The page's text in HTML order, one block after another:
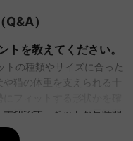
）
トを教えてください。
トの種類やサイズに合った
猫の体重を支えられる十
切です。ペットが長時間
おすすめです。さらに、